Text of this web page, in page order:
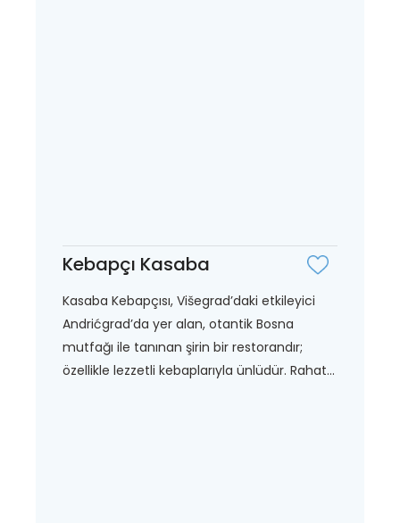
Kebapçı Kasaba
Kasaba Kebapçısı, Višegrad’daki etkileyici
Andrićgrad’da yer alan, otantik Bosna
mutfağı ile tanınan şirin bir restorandır;
özellikle lezzetli kebaplarıyla ünlüdür. Rahat...